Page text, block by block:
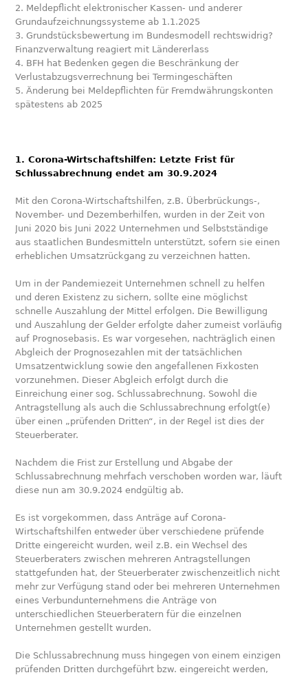
2. Meldepflicht elektronischer Kassen- und anderer
Grundaufzeichnungssysteme ab 1.1.2025
3. Grundstücksbewertung im Bundesmodell rechtswidrig?
Finanzverwaltung reagiert mit Ländererlass
4. BFH hat Bedenken gegen die Beschränkung der
Verlustabzugsverrechnung bei Termingeschäften
5. Änderung bei Meldepflichten für Fremdwährungskonten
spätestens ab 2025
1. Corona-Wirtschaftshilfen: Letzte Frist für
Schlussabrechnung endet am 30.9.2024
Mit den Corona-Wirtschaftshilfen, z.B. Überbrückungs-,
November- und Dezemberhilfen, wurden in der Zeit von
Juni 2020 bis Juni 2022 Unternehmen und Selbstständige
aus staatlichen Bundesmitteln unterstützt, sofern sie einen
erheblichen Umsatzrückgang zu verzeichnen hatten.
Um in der Pandemiezeit Unternehmen schnell zu helfen
und deren Existenz zu sichern, sollte eine möglichst
schnelle Auszahlung der Mittel erfolgen. Die Bewilligung
und Auszahlung der Gelder erfolgte daher zumeist vorläufig
auf Prognosebasis. Es war vorgesehen, nachträglich einen
Abgleich der Prognosezahlen mit der tatsächlichen
Umsatzentwicklung sowie den angefallenen Fixkosten
vorzunehmen. Dieser Abgleich erfolgt durch die
Einreichung einer sog. Schlussabrechnung. Sowohl die
Antragstellung als auch die Schlussabrechnung erfolgt(e)
über einen „prüfenden Dritten“, in der Regel ist dies der
Steuerberater.
Nachdem die Frist zur Erstellung und Abgabe der
Schlussabrechnung mehrfach verschoben worden war, läuft
diese nun am 30.9.2024 endgültig ab.
Es ist vorgekommen, dass Anträge auf Corona-
Wirtschaftshilfen entweder über verschiedene prüfende
Dritte eingereicht wurden, weil z.B. ein Wechsel des
Steuerberaters zwischen mehreren Antragstellungen
stattgefunden hat, der Steuerberater zwischenzeitlich nicht
mehr zur Verfügung stand oder bei mehreren Unternehmen
eines Verbundunternehmens die Anträge von
unterschiedlichen Steuerberatern für die einzelnen
Unternehmen gestellt wurden.
Die Schlussabrechnung muss hingegen von einem einzigen
prüfenden Dritten durchgeführt bzw. eingereicht werden,